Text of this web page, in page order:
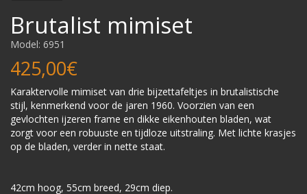
Brutalist mimiset
Model: 6951
425,00€
Karaktervolle mimiset van drie bijzettafeltjes in brutalistische
stijl, kenmerkend voor de jaren 1960. Voorzien van een
gevlochten ijzeren frame en dikke eikenhouten bladen, wat
zorgt voor een robuuste en tijdloze uitstraling. Met lichte krasjes
op de bladen, verder in nette staat.
42cm hoog, 55cm breed, 29cm diep.